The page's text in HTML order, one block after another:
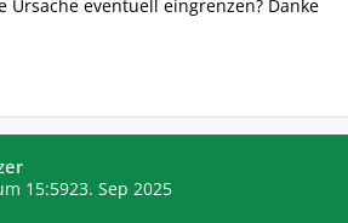
Ursache eventuell eingrenzen? Danke
15:5923. Sep 2025